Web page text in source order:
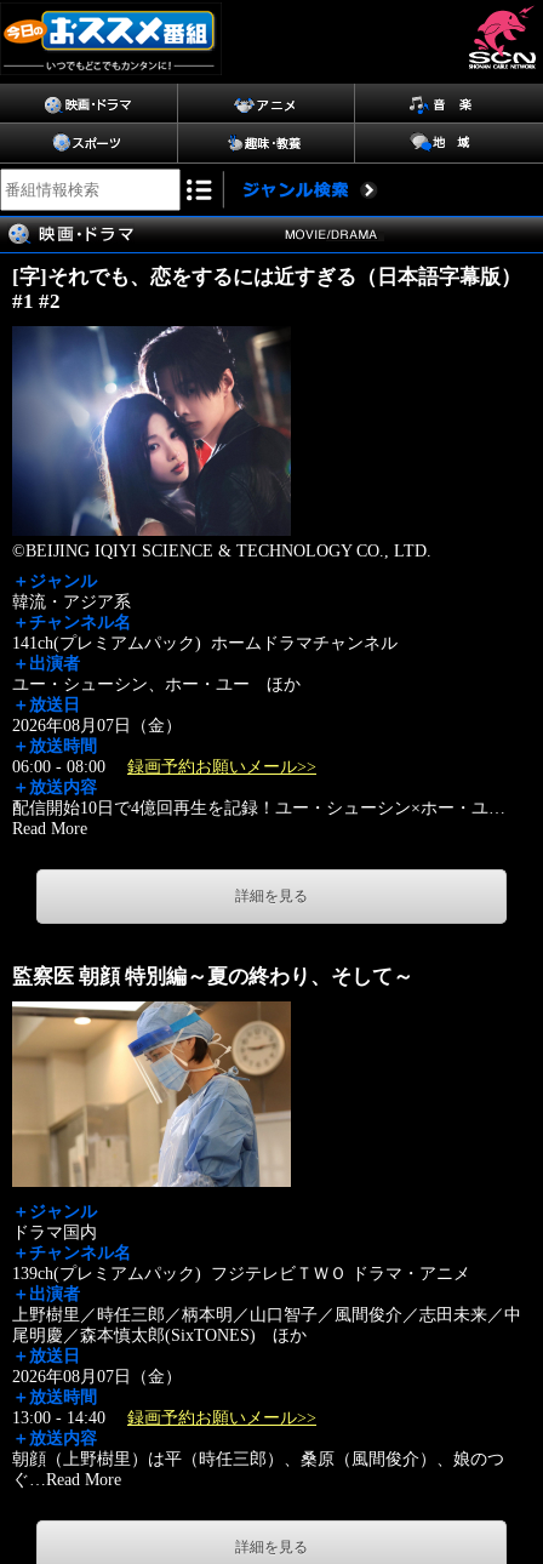
[字]それでも、恋をするには近すぎる（日本語字幕版）
#1 #2
©BEIJING IQIYI SCIENCE & TECHNOLOGY CO., LTD.
＋ジャンル
韓流・アジア系
＋チャンネル名
141ch(プレミアムパック) ホームドラマチャンネル
＋出演者
ユー・シューシン、ホー・ユー ほか
＋放送日
2026年08月07日（金）
＋放送時間
06:00 - 08:00 録画予約お願いメール>>
＋放送内容
配信開始10日で4億回再生を記録！ユー・シューシン×ホー・ユ…
Read More
詳細を見る
監察医 朝顔 特別編～夏の終わり、そして～
＋ジャンル
ドラマ国内
＋チャンネル名
139ch(プレミアムパック) フジテレビＴＷＯ ドラマ・アニメ
＋出演者
上野樹里／時任三郎／柄本明／山口智子／風間俊介／志田未来／中
尾明慶／森本慎太郎(SixTONES) ほか
＋放送日
2026年08月07日（金）
＋放送時間
13:00 - 14:40 録画予約お願いメール>>
＋放送内容
朝顔（上野樹里）は平（時任三郎）、桑原（風間俊介）、娘のつ
ぐ…Read More
詳細を見る